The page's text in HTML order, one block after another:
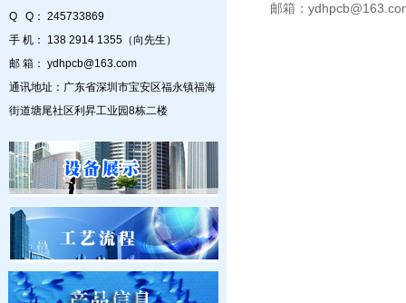
Q Q： 245733869
手 机： 138 2914 1355（向先生）
邮 箱： ydhpcb@163.com
通讯地址：广东省深圳市宝安区福永镇福海
街道塘尾社区利昇工业园8栋二楼
邮箱：